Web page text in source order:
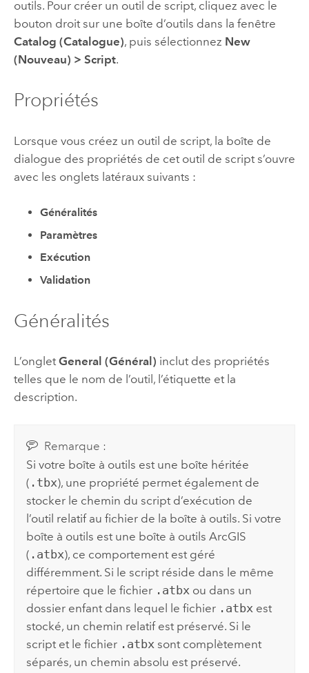
outils. Pour créer un outil de script, cliquez avec le
bouton droit sur une boîte d’outils dans la fenêtre
Catalog (Catalogue), puis sélectionnez New
(Nouveau) > Script.
Propriétés
Lorsque vous créez un outil de script, la boîte de
dialogue des propriétés de cet outil de script s’ouvre
avec les onglets latéraux suivants :
Généralités
Paramètres
Exécution
Validation
Généralités
L’onglet General (Général) inclut des propriétés
telles que le nom de l’outil, l’étiquette et la
description.
Remarque :
Si votre boîte à outils est une boîte héritée
( .tbx), une propriété permet également de
stocker le chemin du script d’exécution de
l’outil relatif au fichier de la boîte à outils. Si votre
boîte à outils est une boîte à outils ArcGIS
( .atbx), ce comportement est géré
différemment. Si le script réside dans le même
répertoire que le fichier .atbx ou dans un
dossier enfant dans lequel le fichier .atbx est
stocké, un chemin relatif est préservé. Si le
script et le fichier .atbx sont complètement
séparés, un chemin absolu est préservé.